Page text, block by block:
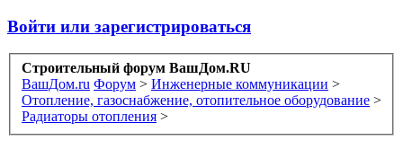
Войти или зарегистрироваться
Строительный форум ВашДом.RU
ВашДом.ru Форум > Инженерные коммуникации >
Отопление, газоснабжение, отопительное оборудование >
Радиаторы отопления >